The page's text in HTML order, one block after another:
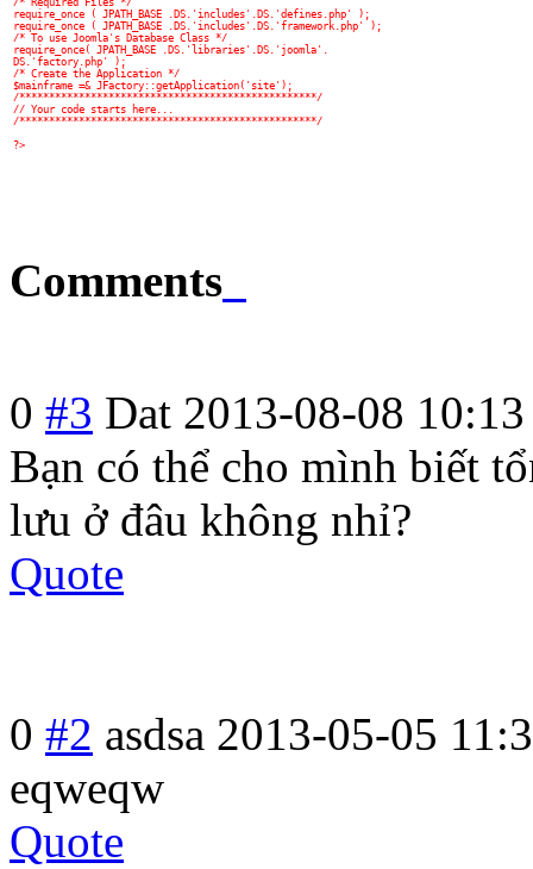
require_once ( JPATH_BASE .DS.'includes'.DS.'defines.php' );
require_once ( JPATH_BASE .DS.'includes'.DS.'framework.php' );
/* To use Joomla's Database Class */
require_once( JPATH_BASE .DS.'libraries'.DS.'joomla'.
DS.'factory.php' );
/* Create the Application */
$mainframe =& JFactory::getApplication('site');
/**************************************************/
// Your code starts here...
/**************************************************/
?>
Comments
0 #3 Dat 2013-08-08 10:13
Bạn có thể cho mình biết
lưu ở đâu không nhỉ?
Quote
0 #2 asdsa 2013-05-05
eqweqw
Quote